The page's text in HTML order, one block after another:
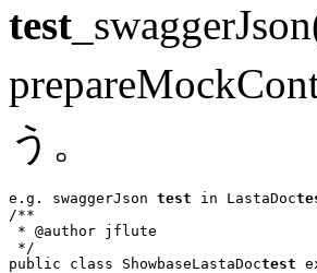
test
う。
e.g. swaggerJson test in LastaDoc
/**
* @author jflute
*/
public class ShowbaseLastaDoctest